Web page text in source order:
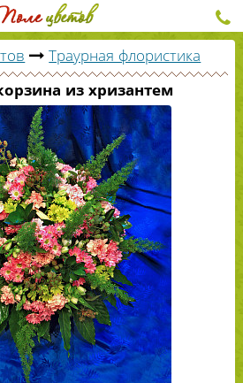
Траурная флористика
из хризантем